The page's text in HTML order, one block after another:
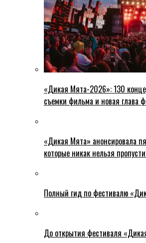
«Дикая Мята-2026»: 130
съемки фильма и новая глава
«Дикая Мята» анонсировала
которые никак нельзя
Полный гид по фестивалю
До открытия фестиваля